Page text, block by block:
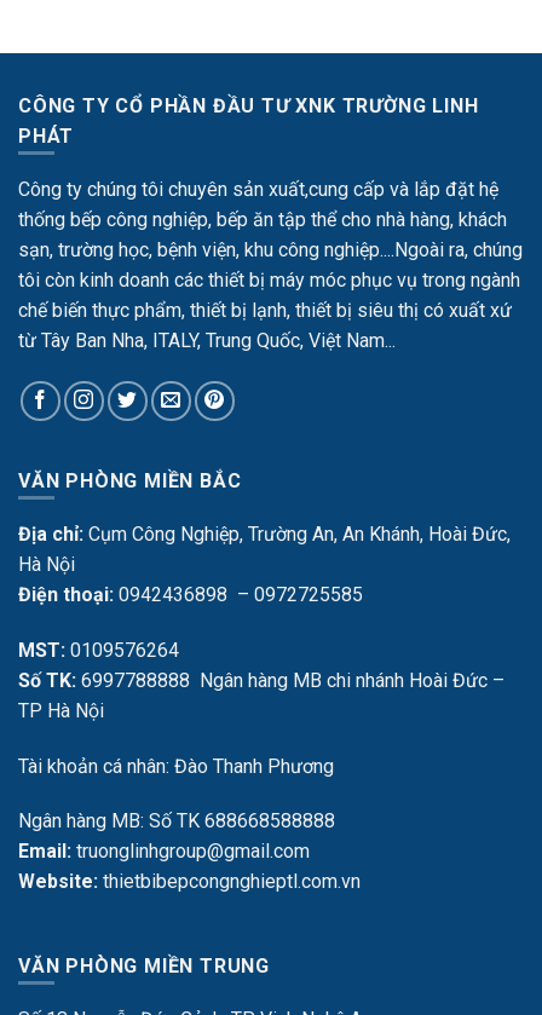
CÔNG TY CỔ PHẦN ĐẦU TƯ XNK TRƯỜNG LINH
PHÁT
Công ty chúng tôi chuyên sản xuất,cung cấp và lắp đặt hệ
thống bếp công nghiệp, bếp ăn tập thể cho nhà hàng, khách
sạn, trường học, bệnh viện, khu công nghiệp....Ngoài ra, chúng
tôi còn kinh doanh các thiết bị máy móc phục vụ trong ngành
chế biến thực phẩm, thiết bị lạnh, thiết bị siêu thị có xuất xứ
từ Tây Ban Nha, ITALY, Trung Quốc, Việt Nam...
VĂN PHÒNG MIỀN BẮC
Địa chỉ: Cụm Công Nghiệp, Trường An, An Khánh, Hoài Đức,
Hà Nội
Điện thoại: 0942436898 – 0972725585
MST: 0109576264
Số TK: 6997788888 Ngân hàng MB chi nhánh Hoài Đức –
TP Hà Nội
Tài khoản cá nhân: Đào Thanh Phương
Ngân hàng MB: Số TK 688668588888
Email: truonglinhgroup@gmail.com
Website: thietbibepcongnghieptl.com.vn
VĂN PHÒNG MIỀN TRUNG